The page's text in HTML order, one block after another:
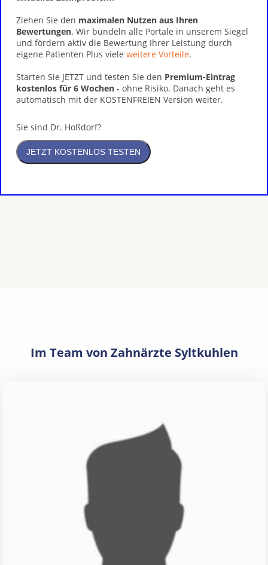
Ziehen Sie den maximalen Nutzen aus Ihren
Bewertungen. Wir bündeln alle Portale in unserem Siegel
und fördern aktiv die Bewertung Ihrer Leistung durch
eigene Patienten Plus viele weitere Vorteile.
Starten Sie JETZT und testen Sie den Premium-Eintrag
kostenlos für 6 Wochen - ohne Risiko. Danach geht es
automatisch mit der KOSTENFREIEN Version weiter.
Sie sind Dr. Hoßdorf?
Im Team von Zahnärzte Syltkuhlen